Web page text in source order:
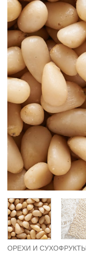
ОРЕХИ И СУХОФРУКТЫ